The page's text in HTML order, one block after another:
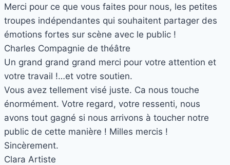
Merci pour ce que vous faites pour nous, les petites
troupes indépendantes qui souhaitent partager des
émotions fortes sur scène avec le public !
Charles Compagnie de théâtre
Un grand grand grand merci pour votre attention et
votre travail !…et votre soutien.
Vous avez tellement visé juste. Ca nous touche
énormément. Votre regard, votre ressenti, nous
avons tout gagné si nous arrivons à toucher notre
public de cette manière ! Milles mercis !
Sincèrement.
Clara Artiste